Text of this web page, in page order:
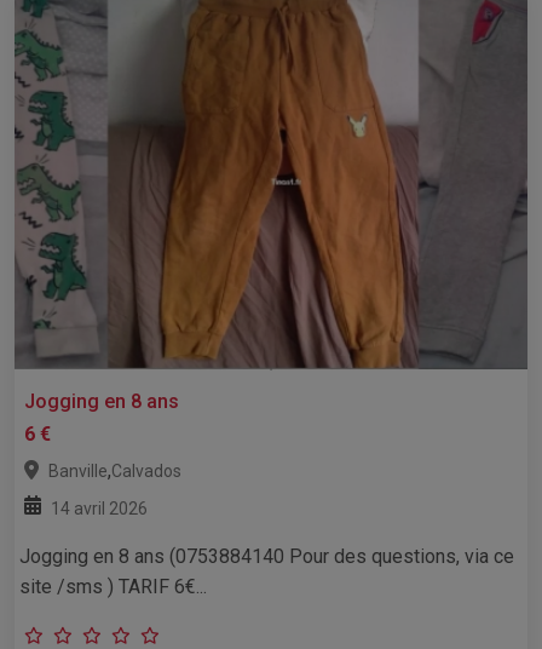
Jogging en 8 ans
6 €
Banville,Calvados
14 avril 2026
Jogging en 8 ans (0753884140 Pour des questions, via ce
site /sms ) TARIF 6€...